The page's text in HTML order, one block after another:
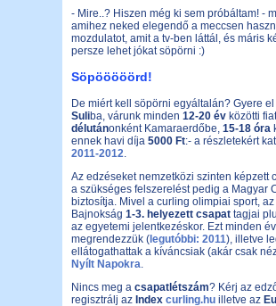
- Mire..? Hiszen még ki sem próbáltam! -
amihez neked elegendő a meccsen
mozdulatot, amit a tv-ben láttál, és máris
persze lehet jókat söpörni :)
Söpööööörd!
De miért kell söpörni egyáltalán? Gyere
Suliba, várunk minden 12-20 évközötti
délutánonként Kamaraerdőbe, 15-18 óra
ennek havi díja 5000 Ft:- a részletekért
2011-2012
Az edzéseket nemzetközi szinten képzett
a szükséges felszerelést pedig a Magyar
biztosítja. Mivel a curling olimpiai sport, az
Bajnokság 1-3. helyezett csapattagjai
az egyetemi jelentkezéskor. Ezt minden
megrendezzük (legutóbbi: 2011), illetve
ellátogathattak a kíváncsiak (akár csak
Nyílt Napokra
Nincs meg a csapatlétszám? Kérj az
regisztrálj az Index curling.huilletve az